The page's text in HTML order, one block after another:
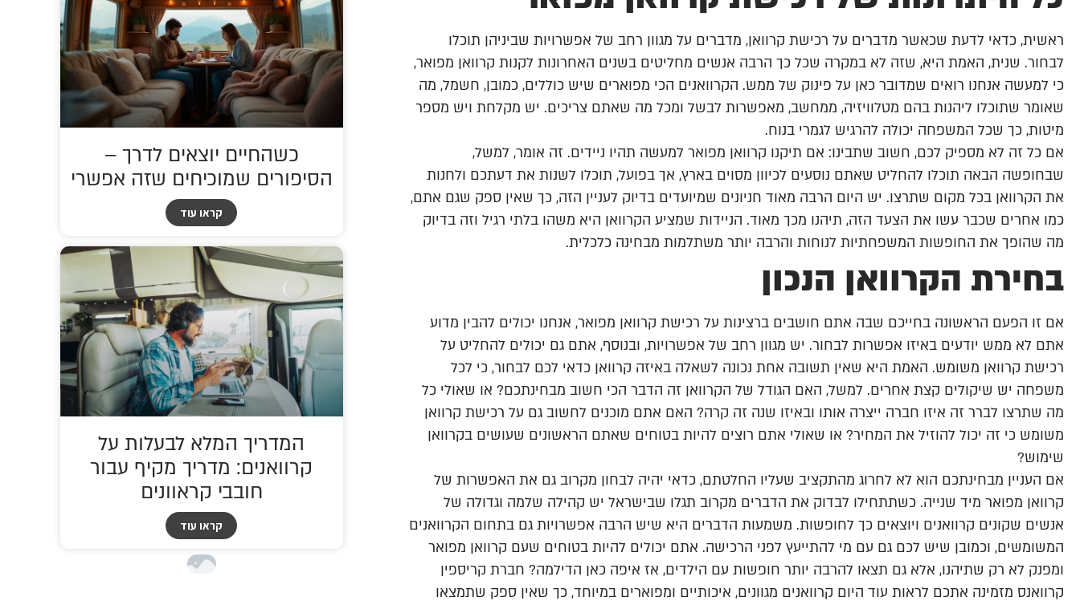
ראשית, כדאי לדעת שכאשר מדברים על רכישת קרוואן, מדברים על מגוון רחב של אפשרויות שביניהן תוכלו
לבחור. שנית, האמת היא, שזה לא במקרה שכל כך הרבה אנשים מחליטים בשנים האחרונות לקנות קרוואן מפואר,
כי למעשה אנחנו רואים שמדובר כאן על פינוק של ממש. הקרוואנים הכי מפוארים שיש כוללים, כמובן, חשמל, מה
שאומר שתוכלו ליהנות בהם מטלוויזיה, ממחשב, מאפשרות לבשל ומכל מה שאתם צריכים. יש מקלחת ויש מספר
מיטות, כך שכל המשפחה יכולה להרגיש לגמרי בנוח.
אם כל זה לא מספיק לכם, חשוב שתבינו: אם תיקנו קרוואן מפואר למעשה תהיו ניידים. זה אומר, למשל,
שבחופשה הבאה תוכלו להחליט שאתם נוסעים לכיוון מסוים בארץ, אך בפועל, תוכלו לשנות את דעתכם ולחנות
את הקרוואן בכל מקום שתרצו. יש היום הרבה מאוד חניונים שמיועדים בדיוק לעניין הזה, כך שאין ספק שגם אתם,
כמו אחרים שכבר עשו את הצעד הזה, תיהנו מכך מאוד. הניידות שמציע הקרוואן היא משהו בלתי רגיל וזה בדיוק
מה שהופך את החופשות המשפחתיות לנוחות והרבה יותר משתלמות מבחינה כלכלית.
בחירת הקרוואן הנכון
אם זו הפעם הראשונה בחייכם שבה אתם חושבים ברצינות על רכישת קרוואן מפואר, אנחנו יכולים להבין מדוע
אתם לא ממש יודעים באיזו אפשרות לבחור. יש מגוון רחב של אפשרויות, ובנוסף, אתם גם יכולים להחליט על
רכישת קרוואן משומש. האמת היא שאין תשובה אחת נכונה לשאלה באיזה קרוואן כדאי לכם לבחור, כי לכל
משפחה יש שיקולים קצת אחרים. למשל, האם הגודל של הקרוואן זה הדבר הכי חשוב מבחינתכם? או שאולי כל
מה שתרצו לברר זה איזו חברה ייצרה אותו ובאיזו שנה זה קרה? האם אתם מוכנים לחשוב גם על רכישת קרוואן
משומש כי זה יכול להוזיל את המחיר? או שאולי אתם רוצים להיות בטוחים שאתם הראשונים שעושים בקרוואן
שימוש?
אם העניין מבחינתכם הוא לא לחרוג מהתקציב שעליו החלטתם, כדאי יהיה לבחון מקרוב גם את האפשרות של
קרוואן מפואר מיד שנייה. כשתתחילו לבדוק את הדברים מקרוב תגלו שבישראל יש קהילה שלמה וגדולה של
אנשים שקונים קרוואנים ויוצאים כך לחופשות. משמעות הדברים היא שיש הרבה אפשרויות גם בתחום הקרוואנים
המשומשים, וכמובן שיש לכם גם עם מי להתייעץ לפני הרכישה. אתם יכולים להיות בטוחים שעם קרוואן מפואר
ומפנק לא רק שתיהנו, אלא גם תצאו להרבה יותר חופשות עם הילדים, אז איפה כאן הדילמה? חברת קריספין
קרוואנס מזמינה אתכם לראות עוד היום קרוואנים מגוונים, איכותיים ומפוארים במיוחד, כך שאין ספק שתמצאו
כשהחיים יוצאים לדרך –
הסיפורים שמוכיחים שזה אפשרי
קראו עוד
המדריך המלא לבעלות על
קרוואנים: מדריך מקיף עבור
חובבי קראוונים
קראו עוד